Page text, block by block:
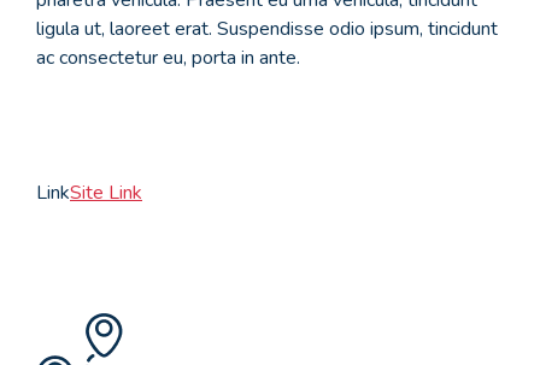
ligula ut, laoreet erat. Suspendisse odio ipsum, tincidunt
ac consectetur eu, porta in ante.
LinkSite Link